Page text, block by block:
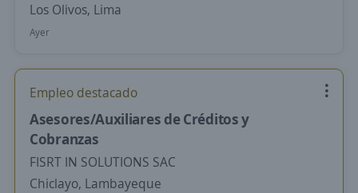
Los Olivos, Lima
Ayer
Empleo destacado
Asesores/Auxiliares de Créditos y
Cobranzas
FISRT IN SOLUTIONS SAC
Chiclayo, Lambayeque